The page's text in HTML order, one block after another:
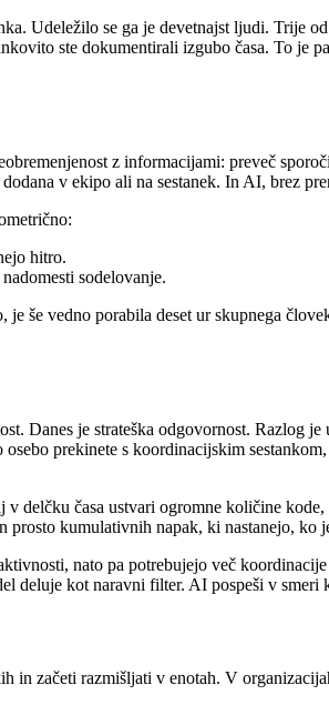
Udeležilo se ga je devetnajst ljudi. Trije
ste dokumentirali izgubo časa. To
z informacijami: preveč
v ekipo ali na sestanek. In AI, brez
hitro.
sodelovanje.
še vedno porabila deset ur skupnega
Danes je strateška odgovornost.
prekinete s koordinacijskim
delčku časa ustvari ogromne količine
prosto kumulativnih napak, ki nastanejo, ko
nato pa potrebujejo več
deluje kot naravni filter. AI pospeši v smeri
začeti razmišljati v enotah. V